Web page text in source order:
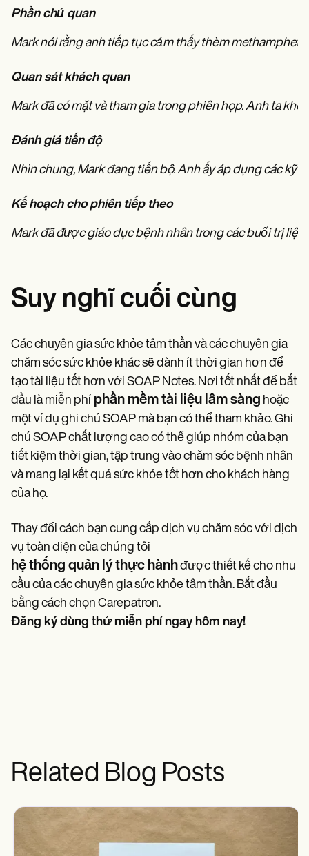
Phần chủ quan
Mark nói rằng anh tiếp tục cảm thấy thèm
Quan sát khách quan
Mark đã có mặt và tham gia trong phiên họp. Anh ta
Đánh giá tiến độ
Nhìn chung, Mark đang tiến bộ. Anh ấy áp dụng các kỹ
Kế hoạch cho phiên tiếp theo
Mark đã được giáo dục bệnh nhân trong các buổi trị
Suy nghĩ cuối cùng
Các chuyên gia sức khỏe tâm thần và các chuyên gia
chăm sóc sức khỏe khác sẽ dành ít thời gian hơn để
tạo tài liệu tốt hơn với SOAP Notes. Nơi tốt nhất để bắt
đầu là miễn phí phần mềm tài liệu lâm sàng hoặc
một ví dụ ghi chú SOAP mà bạn có thể tham khảo. Ghi
chú SOAP chất lượng cao có thể giúp nhóm của bạn
tiết kiệm thời gian, tập trung vào chăm sóc bệnh nhân
và mang lại kết quả sức khỏe tốt hơn cho khách hàng
của họ.
Thay đổi cách bạn cung cấp dịch vụ chăm sóc với dịch
vụ toàn diện của chúng tôi
hệ thống quản lý thực hànhđược thiết kế cho nhu
cầu của các chuyên gia sức khỏe tâm thần. Bắt đầu
bằng cách chọn Carepatron.
Đăng ký dùng thử miễn phí ngay hôm nay!
Related Blog Posts